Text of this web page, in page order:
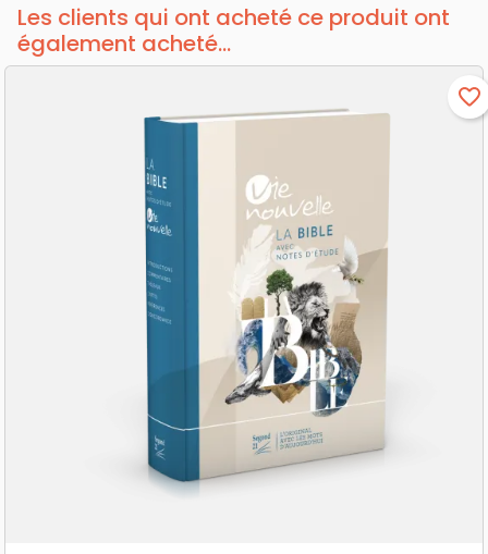
Les clients qui ont acheté ce produit ont
également acheté...
favorite_border